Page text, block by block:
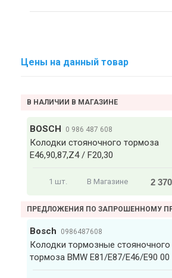
Цены на данный товар
В НАЛИЧИИ В МАГАЗИНЕ
BOSCH 0 986 487 608
Колодки стояночного тормоза
Е46,90,87,Z4 / F20,30
1 шт. В Магазине 2
ПРЕДЛОЖЕНИЯ ПО ЗАПРОШЕННОМУ
Bosch 0986487608
Колодки тормозные стояночного
тормоза BMW E81/E87/E46/E90 00